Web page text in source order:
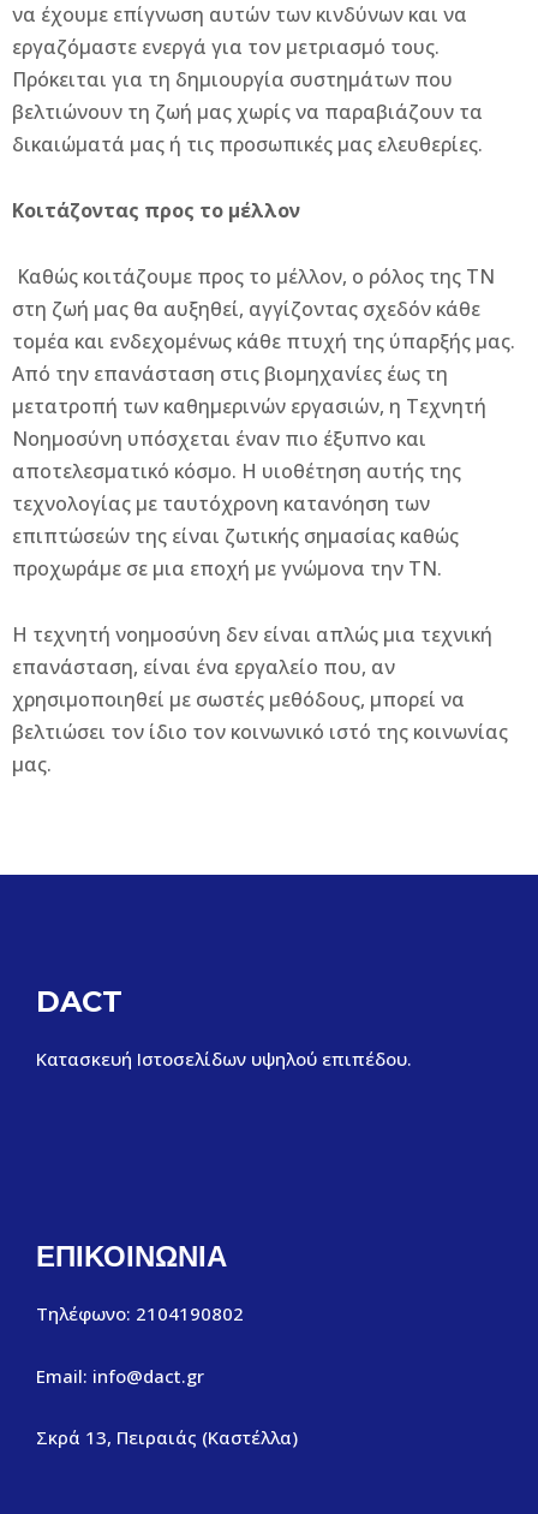
να έχουμε επίγνωση αυτών των κινδύνων και να
εργαζόμαστε ενεργά για τον μετριασμό τους.
Πρόκειται για τη δημιουργία συστημάτων που
βελτιώνουν τη ζωή μας χωρίς να παραβιάζουν τα
δικαιώματά μας ή τις προσωπικές μας ελευθερίες.
Κοιτάζοντας προς το μέλλον
Καθώς κοιτάζουμε προς το μέλλον, ο ρόλος της ΤΝ
στη ζωή μας θα αυξηθεί, αγγίζοντας σχεδόν κάθε
τομέα και ενδεχομένως κάθε πτυχή της ύπαρξής μας.
Από την επανάσταση στις βιομηχανίες έως τη
μετατροπή των καθημερινών εργασιών, η Τεχνητή
Νοημοσύνη υπόσχεται έναν πιο έξυπνο και
αποτελεσματικό κόσμο. Η υιοθέτηση αυτής της
τεχνολογίας με ταυτόχρονη κατανόηση των
επιπτώσεών της είναι ζωτικής σημασίας καθώς
προχωράμε σε μια εποχή με γνώμονα την ΤΝ.
Η τεχνητή νοημοσύνη δεν είναι απλώς μια τεχνική
επανάσταση, είναι ένα εργαλείο που, αν
χρησιμοποιηθεί με σωστές μεθόδους, μπορεί να
βελτιώσει τον ίδιο τον κοινωνικό ιστό της κοινωνίας
μας.
DACT
Κατασκευή Ιστοσελίδων υψηλού επιπέδου.
ΕΠΙΚΟΙΝΩΝΙΑ
Τηλέφωνο: 2104190802
Email: info@dact.gr
Σκρά 13, Πειραιάς (Καστέλλα)